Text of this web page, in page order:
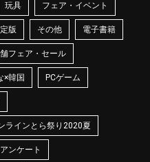
玩具 フェア・イベント
版 その他 電子書籍
フェア・セール
×韓国 PCゲーム
ラインとら祭り2020夏
ンケート